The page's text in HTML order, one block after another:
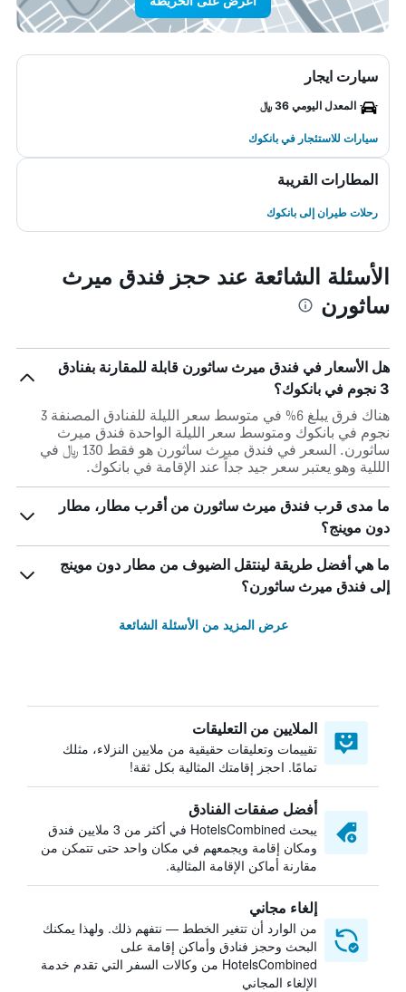
سيارت ايجار
المعدل اليومي 36 ﷼
سيارات للاستئجار في بانكوك
المطارات القريبة
رحلات طيران إلى بانكوك
الأسئلة الشائعة عند حجز فندق ميرث
ساثورن
هل الأسعار في فندق ميرث ساثورن قابلة للمقارنة بفنادق
3 نجوم في بانكوك؟
هناك فرق يبلغ 6% في متوسط ​​سعر الليلة للفنادق المصنفة 3
نجوم في بانكوك ومتوسط ​​سعر الليلة الواحدة فندق ميرث
ساثورن. السعر في فندق ميرث ساثورن هو فقط 130 ﷼ في
الللية وهو يعتبر سعر جيد جداً عند الإقامة في بانكوك.
ما مدى قرب فندق ميرث ساثورن من أقرب مطار، مطار
دون موينج؟
ما هي أفضل طريقة لينتقل الضيوف من مطار دون موينج
إلى فندق ميرث ساثورن؟
عرض المزيد من الأسئلة الشائعة
الملايين من التعليقات
تقييمات وتعليقات حقيقية من ملايين النزلاء، مثلك
تمامًا. احجز إقامتك المثالية بكل ثقة!
أفضل صفقات الفنادق
يبحث HotelsCombined في أكثر من 3 ملايين فندق
ومكان إقامة ويجمعهم في مكان واحد حتى تتمكن من
مقارنة أماكن الإقامة المثالية.
إلغاء مجاني
من الوارد أن تتغير الخطط — نتفهم ذلك. ولهذا يمكنك
البحث وحجز فنادق وأماكن إقامة على
HotelsCombined من وكالات السفر التي تقدم خدمة
الإلغاء المجاني